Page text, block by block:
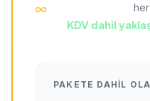
KDV dahil
PAKETE DAHIL